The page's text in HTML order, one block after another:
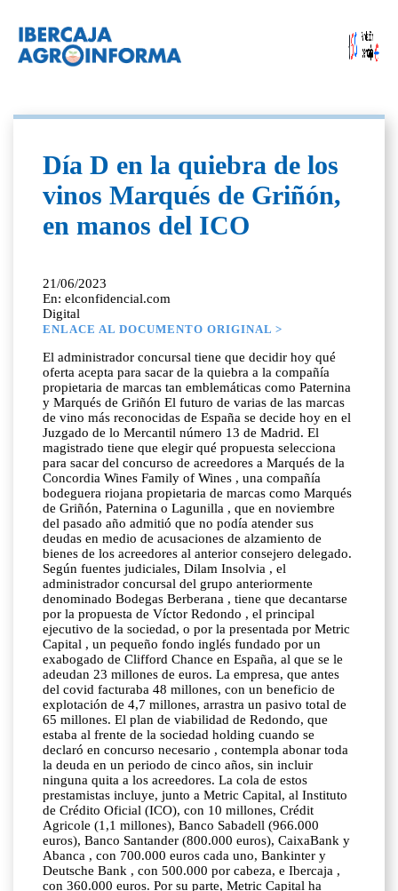
Día D en la quiebra de los
vinos Marqués de Griñón,
en manos del ICO
21/06/2023
En: elconfidencial.com
Digital
ENLACE AL DOCUMENTO ORIGINAL >
El administrador concursal tiene que decidir hoy qué
oferta acepta para sacar de la quiebra a la compañía
propietaria de marcas tan emblemáticas como Paternina
y Marqués de Griñón El futuro de varias de las marcas
de vino más reconocidas de España se decide hoy en el
Juzgado de lo Mercantil número 13 de Madrid. El
magistrado tiene que elegir qué propuesta selecciona
para sacar del concurso de acreedores a Marqués de la
Concordia Wines Family of Wines , una compañía
bodeguera riojana propietaria de marcas como Marqués
de Griñón, Paternina o Lagunilla , que en noviembre
del pasado año admitió que no podía atender sus
deudas en medio de acusaciones de alzamiento de
bienes de los acreedores al anterior consejero delegado.
Según fuentes judiciales, Dilam Insolvia , el
administrador concursal del grupo anteriormente
denominado Bodegas Berberana , tiene que decantarse
por la propuesta de Víctor Redondo , el principal
ejecutivo de la sociedad, o por la presentada por Metric
Capital , un pequeño fondo inglés fundado por un
exabogado de Clifford Chance en España, al que se le
adeudan 23 millones de euros. La empresa, que antes
del covid facturaba 48 millones, con un beneficio de
explotación de 4,7 millones, arrastra un pasivo total de
65 millones. El plan de viabilidad de Redondo, que
estaba al frente de la sociedad holding cuando se
declaró en concurso necesario , contempla abonar toda
la deuda en un periodo de cinco años, sin incluir
ninguna quita a los acreedores. La cola de estos
prestamistas incluye, junto a Metric Capital, al Instituto
de Crédito Oficial (ICO), con 10 millones, Crédit
Agricole (1,1 millones), Banco Sabadell (966.000
euros), Banco Santander (800.000 euros), CaixaBank y
Abanca , con 700.000 euros cada uno, Bankinter y
Deutsche Bank , con 500.000 por cabeza, e Ibercaja ,
con 360.000 euros. Por su parte, Metric Capital ha